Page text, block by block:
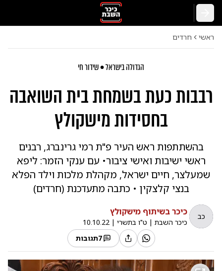
ראשי חרדים
הגדולה בישראל • שידור חי
רבבות כעת בשמחת בית השואבה
בחסידות מישקולץ
בהשתתפות ראש העיר פ"ת רמי גרינברג, רבנים
ראשי ישיבות ואישי ציבור• עם ענקי הזמר: ליפא
שמעלצר, חיים ישראל, מקהלת מלכות וילד הפלא
בנצי קלצקין • כתבה מתעדכנת (חרדים)
כב כיכר בשיתוף מישקולץ
כיכר השבת | ט"ו בתשרי |
10.10.22
7תגובות